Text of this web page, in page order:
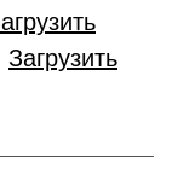
Загрузить